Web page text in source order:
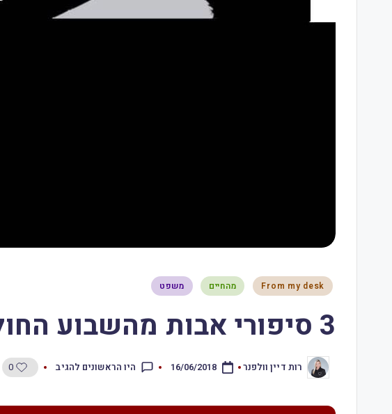
From my desk מהחיים משפט
3 סיפורי אבות מהשבוע החולף – 16.6.18
רות דיין וולפנר 16/06/2018 היו הראשונים להגיב 0